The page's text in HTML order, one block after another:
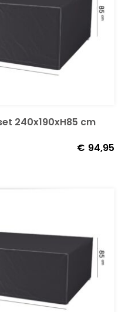
240x190xH85 cm
€ 94,95